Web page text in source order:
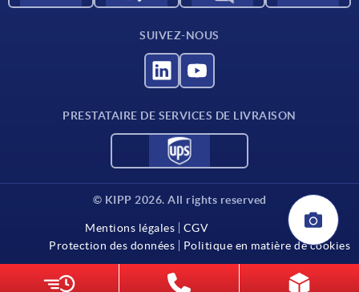
SUIVEZ-NOUS
PRESTATAIRE DE SERVICES DE LIVRAISON
© KIPP 2026. All rights reserved
Mentions légales
CGV
Protection des données
Politique en matière de cookies